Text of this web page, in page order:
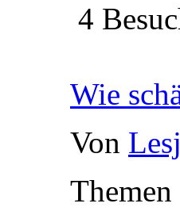
4
Wie
Von
Themen